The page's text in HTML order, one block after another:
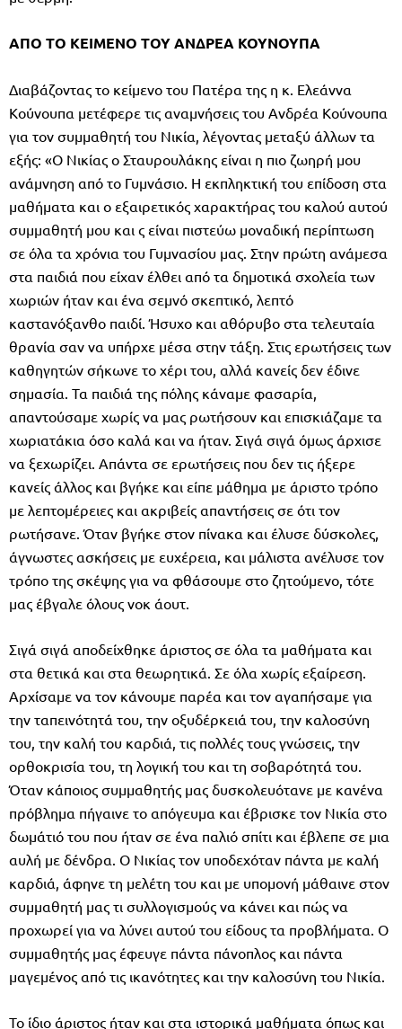
ΑΠΟ ΤΟ ΚΕΙΜΕΝΟ ΤΟΥ ΑΝΔΡΕΑ ΚΟΥΝΟΥΠΑ
Διαβάζοντας το κείμενο του Πατέρα της η κ. Ελεάννα
Κούνουπα μετέφερε τις αναμνήσεις του Ανδρέα Κούνουπα
για τον συμμαθητή του Νικία, λέγοντας μεταξύ άλλων τα
εξής: «Ο Νικίας ο Σταυρουλάκης είναι η πιο ζωηρή μου
ανάμνηση από το Γυμνάσιο. Η εκπληκτική του επίδοση στα
μαθήματα και ο εξαιρετικός χαρακτήρας του καλού αυτού
συμμαθητή μου και ς είναι πιστεύω μοναδική περίπτωση
σε όλα τα χρόνια του Γυμνασίου μας. Στην πρώτη ανάμεσα
στα παιδιά που είχαν έλθει από τα δημοτικά σχολεία των
χωριών ήταν και ένα σεμνό σκεπτικό, λεπτό
καστανόξανθο παιδί. Ήσυχο και αθόρυβο στα τελευταία
θρανία σαν να υπήρχε μέσα στην τάξη. Στις ερωτήσεις των
καθηγητών σήκωνε το χέρι του, αλλά κανείς δεν έδινε
σημασία. Τα παιδιά της πόλης κάναμε φασαρία,
απαντούσαμε χωρίς να μας ρωτήσουν και επισκιάζαμε τα
χωριατάκια όσο καλά και να ήταν. Σιγά σιγά όμως άρχισε
να ξεχωρίζει. Απάντα σε ερωτήσεις που δεν τις ήξερε
κανείς άλλος και βγήκε και είπε μάθημα με άριστο τρόπο
με λεπτομέρειες και ακριβείς απαντήσεις σε ότι τον
ρωτήσανε. Όταν βγήκε στον πίνακα και έλυσε δύσκολες,
άγνωστες ασκήσεις με ευχέρεια, και μάλιστα ανέλυσε τον
τρόπο της σκέψης για να φθάσουμε στο ζητούμενο, τότε
μας έβγαλε όλους νοκ άουτ.
Σιγά σιγά αποδείχθηκε άριστος σε όλα τα μαθήματα και
στα θετικά και στα θεωρητικά. Σε όλα χωρίς εξαίρεση.
Αρχίσαμε να τον κάνουμε παρέα και τον αγαπήσαμε για
την ταπεινότητά του, την οξυδέρκειά του, την καλοσύνη
του, την καλή του καρδιά, τις πολλές τους γνώσεις, την
ορθοκρισία του, τη λογική του και τη σοβαρότητά του.
Όταν κάποιος συμμαθητής μας δυσκολευότανε με κανένα
πρόβλημα πήγαινε το απόγευμα και έβρισκε τον Νικία στο
δωμάτιό του που ήταν σε ένα παλιό σπίτι και έβλεπε σε μια
αυλή με δένδρα. Ο Νικίας τον υποδεχόταν πάντα με καλή
καρδιά, άφηνε τη μελέτη του και με υπομονή μάθαινε στον
συμμαθητή μας τι συλλογισμούς να κάνει και πώς να
προχωρεί για να λύνει αυτού του είδους τα προβλήματα. Ο
συμμαθητής μας έφευγε πάντα πάνοπλος και πάντα
μαγεμένος από τις ικανότητες και την καλοσύνη του Νικία.
Το ίδιο άριστος ήταν και στα ιστορικά μαθήματα όπως και